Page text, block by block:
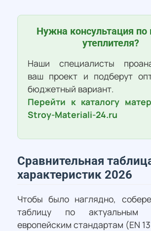
Нужна консультация
утеплителя?
Наши специалисты
ваш проект и подберут
бюджетный вариант.
Перейти к каталогу
Stroy-Materiali-24.ru
Сравнительная
характеристик 2026
Чтобы было наглядно,
таблицу по
европейским стандартам (EN